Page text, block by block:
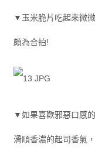
▼玉米脆片吃起來微
頗為合拍!
▼如果喜歡邪惡口感
滑順香濃的起司香氣